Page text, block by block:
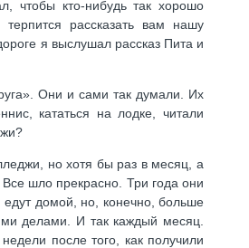
чтобы кто-нибудь так хорошо
рассказать вам нашу
я выслушал рассказ Пита и
Они и сами так думали. Их
кататься на лодке, читали
но хотя бы раз в месяц, а
шло прекрасно. Три года они
домой, но, конечно, больше
делами. И так каждый месяц.
после того, как получили